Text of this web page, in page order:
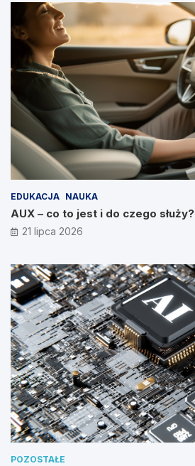
EDUKACJA NAUKA
AUX – co to jest i do czego służy?
21 lipca 2026
POZOSTAŁE